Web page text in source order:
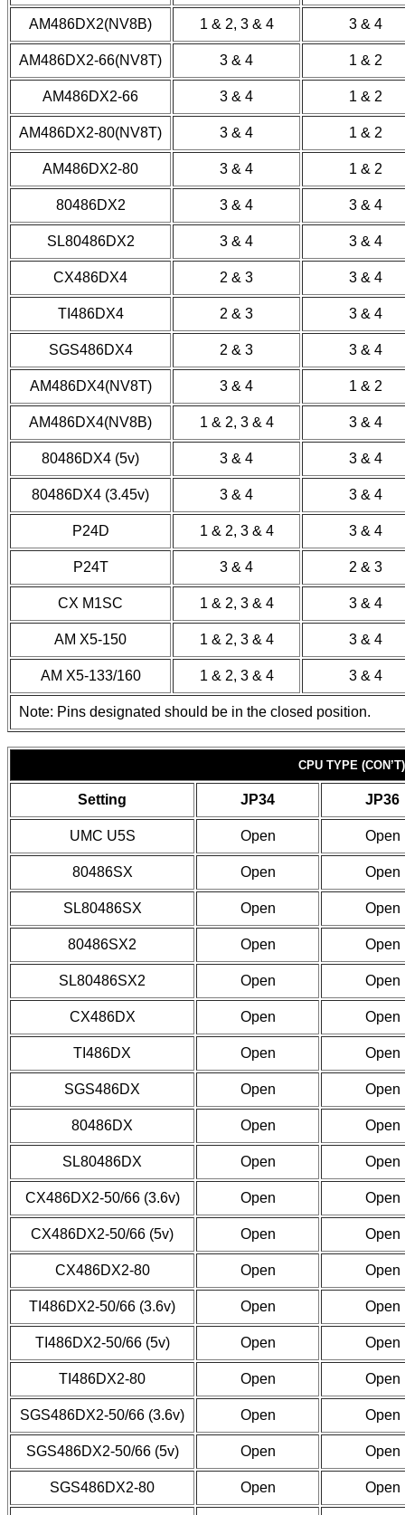
AM486DX2(NV8B) 1 & 2, 3 & 4 3 & 4
AM486DX2-66(NV8T) 3 & 4 1 & 2
AM486DX2-66 3 & 4 1 & 2
AM486DX2-80(NV8T) 3 & 4 1 & 2
AM486DX2-80 3 & 4 1 & 2
80486DX2 3 & 4 3 & 4
SL80486DX2 3 & 4 3 & 4
CX486DX4 2 & 3 3 & 4
TI486DX4 2 & 3 3 & 4
SGS486DX4 2 & 3 3 & 4
AM486DX4(NV8T) 3 & 4 1 & 2
AM486DX4(NV8B) 1 & 2, 3 & 4 3 & 4
80486DX4 (5v) 3 & 4 3 & 4
80486DX4 (3.45v) 3 & 4 3 & 4
P24D 1 & 2, 3 & 4 3 & 4
P24T 3 & 4 2 & 3
CX M1SC 1 & 2, 3 & 4 3 & 4
AM X5-150 1 & 2, 3 & 4 3 & 4
AM X5-133/160 1 & 2, 3 & 4 3 & 4
Note: Pins designated should be in the closed position.
CPU TYPE (CON’T)
Setting JP34 JP36
UMC U5S Open Open
80486SX Open Open
SL80486SX Open Open
80486SX2 Open Open
SL80486SX2 Open Open
CX486DX Open Open
TI486DX Open Open
SGS486DX Open Open
80486DX Open Open
SL80486DX Open Open
CX486DX2-50/66 (3.6v) Open Open
CX486DX2-50/66 (5v) Open Open
CX486DX2-80 Open Open
TI486DX2-50/66 (3.6v) Open Open
TI486DX2-50/66 (5v) Open Open
TI486DX2-80 Open Open
SGS486DX2-50/66 (3.6v) Open Open
SGS486DX2-50/66 (5v) Open Open
SGS486DX2-80 Open Open